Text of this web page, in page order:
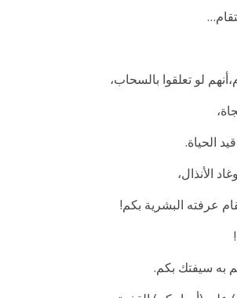
لو تعلقوا بالسحاب،
الحياة.
الأنذال،
عرفته البشرية بكم!
به سيفتك بكم.